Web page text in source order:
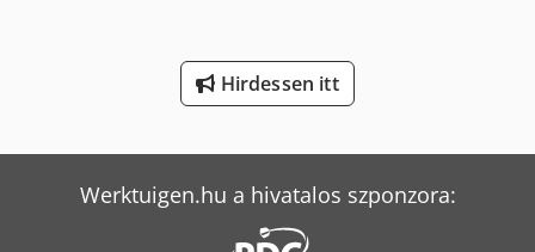
Hirdessen itt
Werktuigen.hu a hivatalos szponzora: